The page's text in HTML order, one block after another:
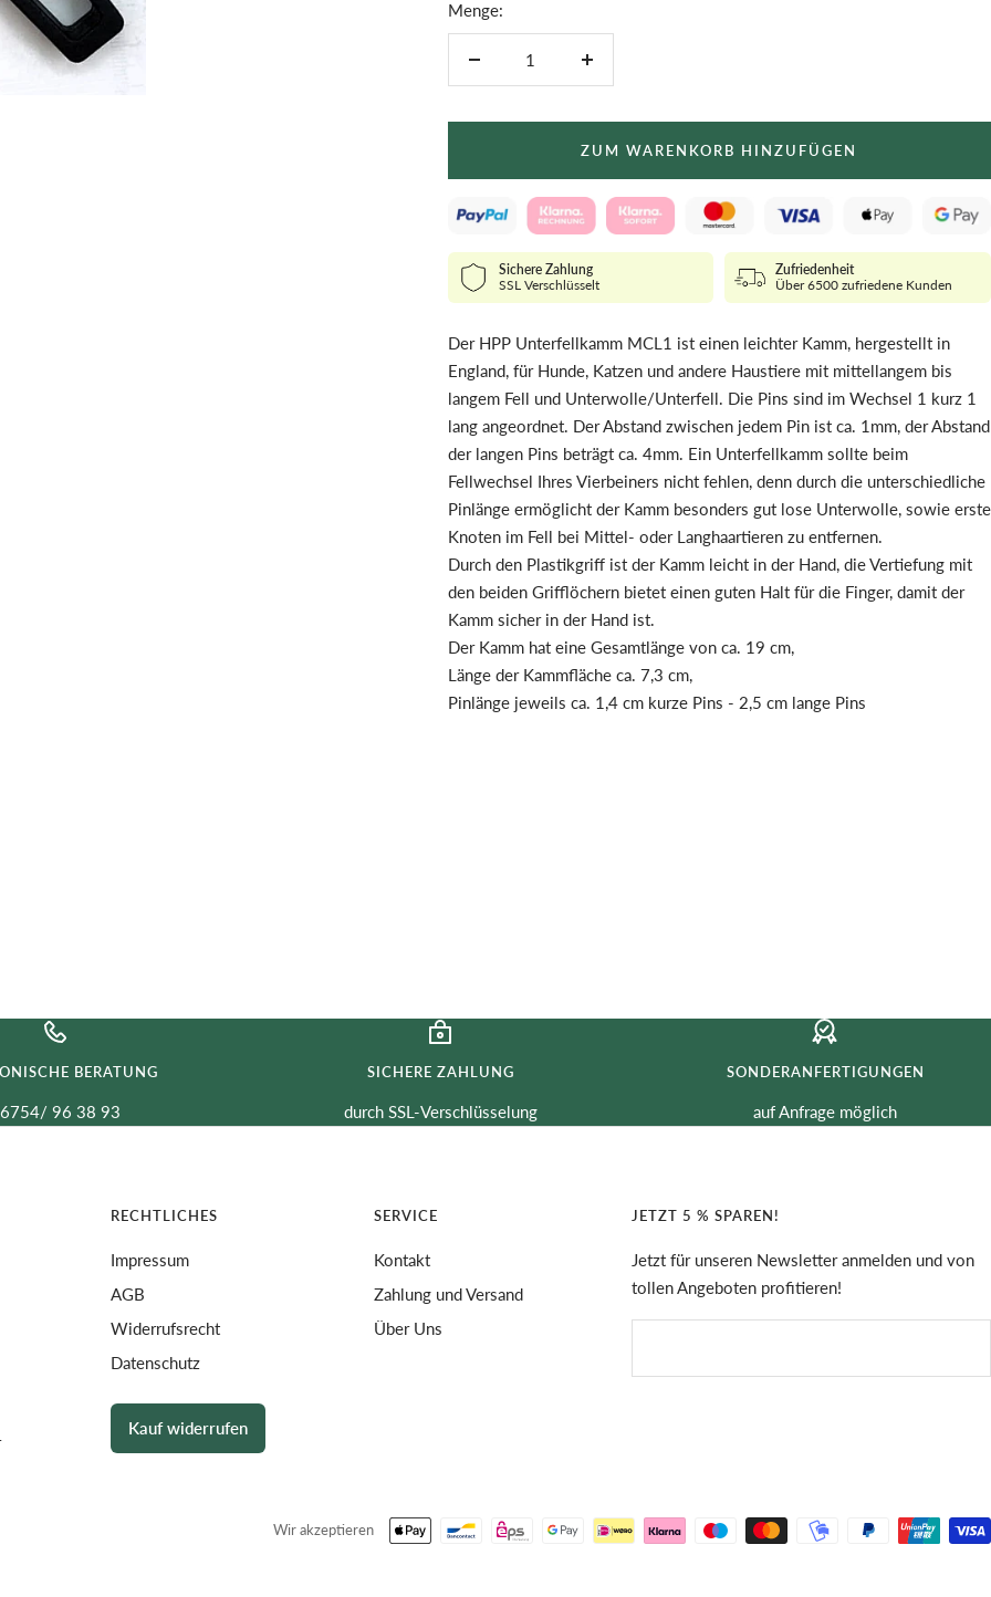
Menge:
Menge
ZUM WARENKORB HINZUFÜGEN
Sichere Zahlung
SSL Verschlüsselt
Zufriedenheit
Über 6500 zufriedene Kunden
Der HPP Unterfellkamm MCL1 ist einen leichter Kamm, hergestellt in
England, für Hunde, Katzen und andere Haustiere mit mittellangem bis
langem Fell und Unterwolle/Unterfell. Die Pins sind im Wechsel 1 kurz 1
lang angeordnet. Der Abstand zwischen jedem Pin ist ca. 1mm, der Abstand
der langen Pins beträgt ca. 4mm. Ein Unterfellkamm sollte beim
Fellwechsel Ihres Vierbeiners nicht fehlen, denn durch die unterschiedliche
Pinlänge ermöglicht der Kamm besonders gut lose Unterwolle, sowie erste
Knoten im Fell bei Mittel- oder Langhaartieren zu entfernen.
Durch den Plastikgriff ist der Kamm leicht in der Hand, die Vertiefung mit
den beiden Grifflöchern bietet einen guten Halt für die Finger, damit der
Kamm sicher in der Hand ist.
Der Kamm hat eine Gesamtlänge von ca. 19 cm,
Länge der Kammfläche ca. 7,3 cm,
Pinlänge jeweils ca. 1,4 cm kurze Pins - 2,5 cm lange Pins
BERATUNG
96 38 93
SICHERE ZAHLUNG
durch SSL-Verschlüsselung
SONDERANFERTIGUNGEN
auf Anfrage möglich
RECHTLICHES
Impressum
AGB
Widerrufsrecht
Datenschutz
Kauf widerrufen
SERVICE
Kontakt
Zahlung und Versand
Über Uns
JETZT 5 % SPAREN!
Jetzt für unseren Newsletter anmelden und von
tollen Angeboten profitieren!
Wir akzeptieren